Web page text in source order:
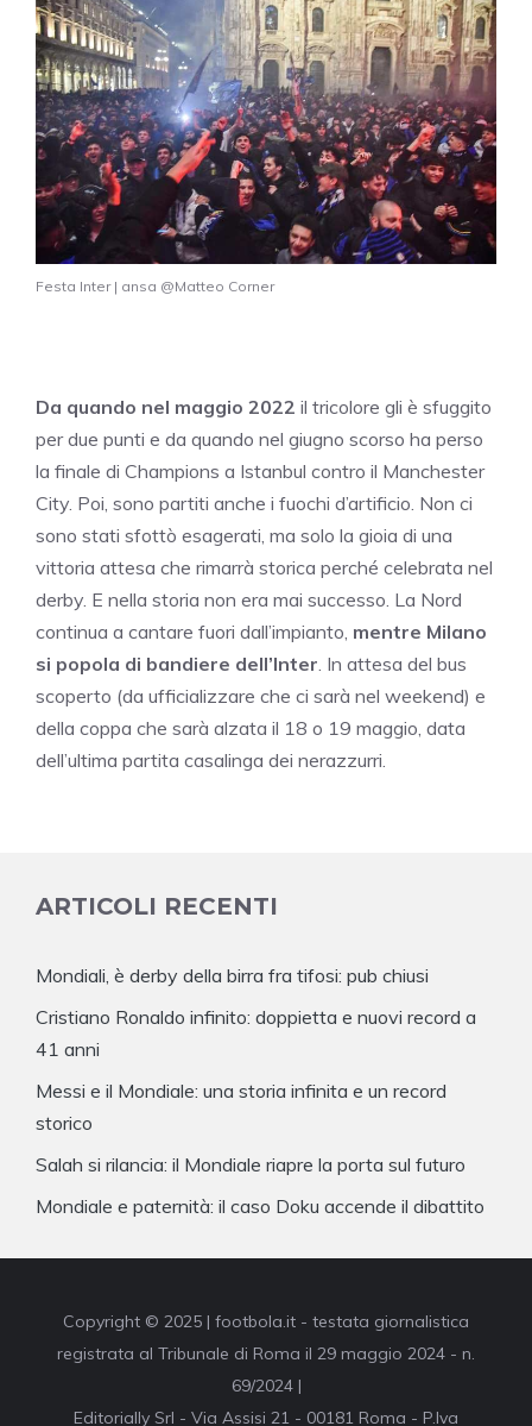
Festa Inter | ansa @Matteo Corner
Da quando nel maggio 2022 il tricolore gli è sfuggito
per due punti e da quando nel giugno scorso ha perso
la finale di Champions a Istanbul contro il Manchester
City. Poi, sono partiti anche i fuochi d’artificio. Non ci
sono stati sfottò esagerati, ma solo la gioia di una
vittoria attesa che rimarrà storica perché celebrata nel
derby. E nella storia non era mai successo. La Nord
continua a cantare fuori dall’impianto, mentre Milano
si popola di bandiere dell’Inter . In attesa del bus
scoperto (da ufficializzare che ci sarà nel weekend) e
della coppa che sarà alzata il 18 o 19 maggio, data
dell’ultima partita casalinga dei nerazzurri.
ARTICOLI RECENTI
Mondiali, è derby della birra fra tifosi: pub chiusi
Cristiano Ronaldo infinito: doppietta e nuovi record a
41 anni
Messi e il Mondiale: una storia infinita e un record
storico
Salah si rilancia: il Mondiale riapre la porta sul futuro
Mondiale e paternità: il caso Doku accende il dibattito
Copyright © 2025 | footbola.it - testata giornalistica
registrata al Tribunale di Roma il 29 maggio 2024 - n.
69/2024 |
Editorially Srl - Via Assisi 21 - 00181 Roma - P.Iva